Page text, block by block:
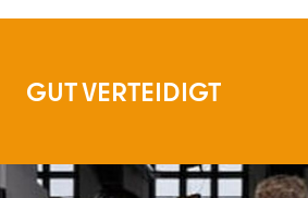
GUT VERTEIDIGT